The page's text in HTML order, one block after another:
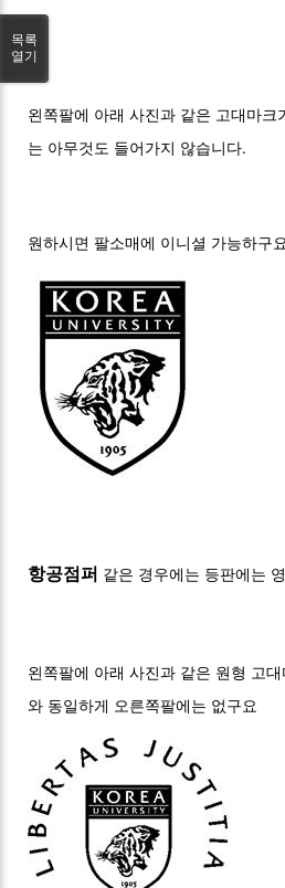
왼쪽팔에 아래 사진과 같은 고대마크
는 아무것도 들어가지 않습니다.
원하시면 팔소매에 이니셜 가능하구
항공점퍼 같은 경우에는 등판에는
왼쪽팔에 아래 사진과 같은 원형 고
와 동일하게 오른쪽팔에는 없구요
목록
열기